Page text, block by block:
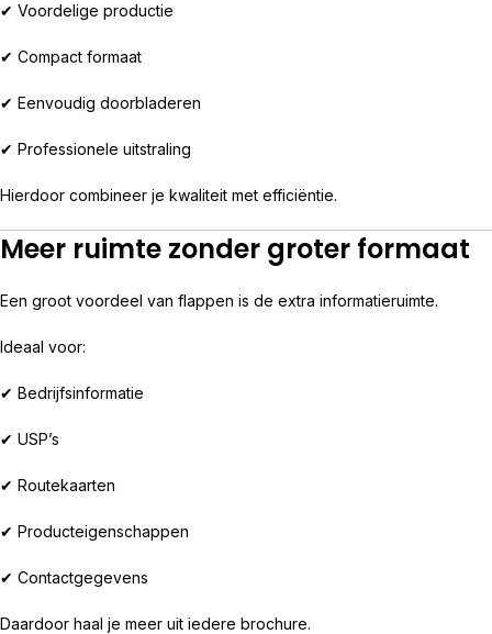
✔ Voordelige productie
✔ Compact formaat
✔ Eenvoudig doorbladeren
✔ Professionele uitstraling
Hierdoor combineer je kwaliteit met efficiëntie.
Meer ruimte zonder groter formaat
Een groot voordeel van flappen is de extra informatieruimte.
Ideaal voor:
✔ Bedrijfsinformatie
✔ USP’s
✔ Routekaarten
✔ Producteigenschappen
✔ Contactgegevens
Daardoor haal je meer uit iedere brochure.